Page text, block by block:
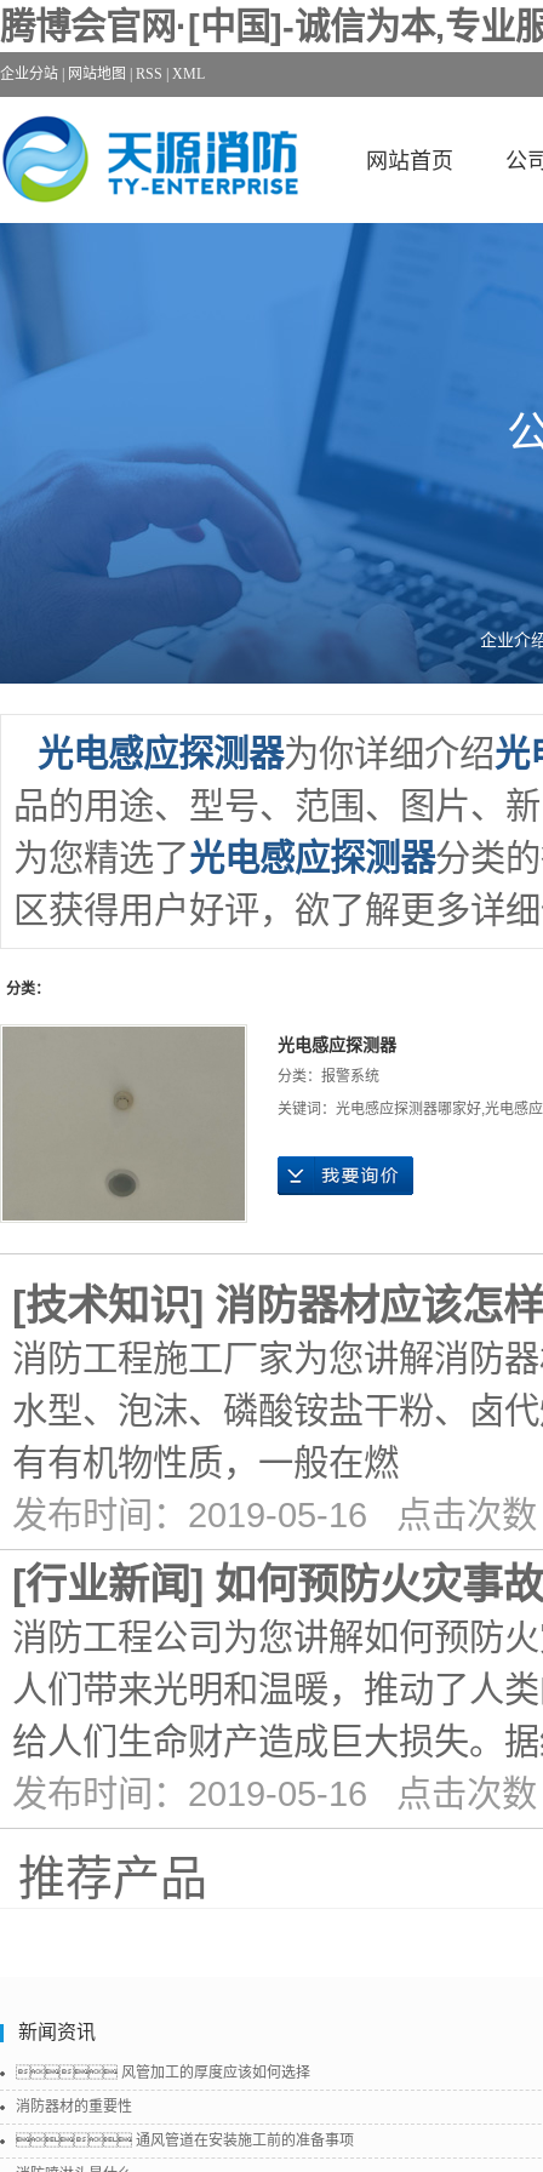
腾博会官网·[中国]-诚信为本,专业
企业分站 网站地图 RSS XML
网站首页 公
企业介
光电感应探测器为你详细介绍光
品的用途、型号、范围、图片、
为您精选了光电感应探测器分类
区获得用户好评，欲了解更多详
分类：
光电感应探测器
分类： 报警系统
关键词： 光电感应探测器哪家好,光电感
[技术知识] 消防器材应该怎
消防工程施工厂家为您讲解消防
水型、泡沫、磷酸铵盐干粉、卤
有有机物性质，一般在燃
发布时间：2019-05-16 点击次数
[行业新闻] 如何预防火灾事故
消防工程公司为您讲解如何预防
人们带来光明和温暖，推动了人
给人们生命财产造成巨大损失。
发布时间：2019-05-16 点击次数
推荐产品
新闻资讯
 风管加工的厚度应该如何选择
消防器材的重要性
 通风管道在安装施工前的准备事项